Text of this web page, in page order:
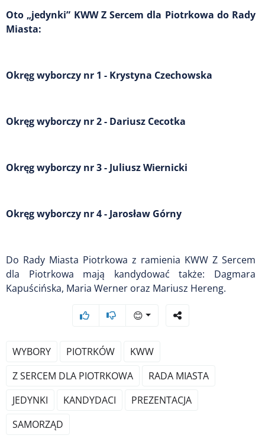
Oto „jedynki” KWW Z Sercem dla Piotrkowa do Rady
Miasta:
Okręg wyborczy nr 1 - Krystyna Czechowska
Okręg wyborczy nr 2 - Dariusz Cecotka
Okręg wyborczy nr 3 - Juliusz Wiernicki
Okręg wyborczy nr 4 - Jarosław Górny
Do Rady Miasta Piotrkowa z ramienia KWW Z Sercem
dla Piotrkowa mają kandydować także: Dagmara
Kapuścińska, Maria Werner oraz Mariusz Hereng.
😊
WYBORY PIOTRKÓW
KWW
Z SERCEM DLA PIOTRKOWA
RADA MIASTA
JEDYNKI
KANDYDACI
PREZENTACJA
SAMORZĄD